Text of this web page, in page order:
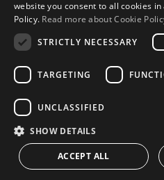
politique de confidentialité
Politique relative aux
© 2026
Construit par
website you consent to all cookies
Policy. Read more about Cookie
STRICTLY NECESSARY
TARGETING
UNCLASSIFIED
SHOW DETAILS
ACCEPT ALL